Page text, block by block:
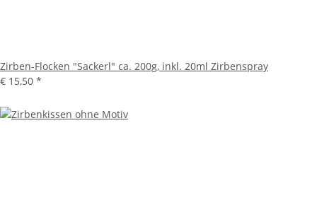
Zirben-Flocken "Sackerl" ca. 200g, inkl. 20ml Zirbenspray
€ 15,50 *